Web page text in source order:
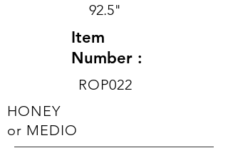
92.5"
Item
Number :
ROP022
HONEY
or MEDIO